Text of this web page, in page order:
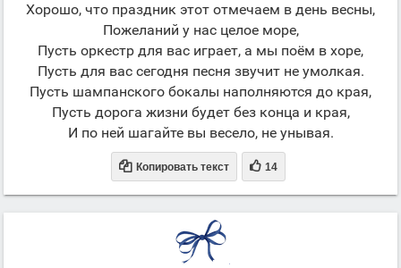
Хорошо, что праздник этот отмечаем в день весны,
Пожеланий у нас целое море,
Пусть оркестр для вас играет, а мы поём в хоре,
Пусть для вас сегодня песня звучит не умолкая.
Пусть шампанского бокалы наполняются до края,
Пусть дорога жизни будет без конца и края,
И по ней шагайте вы весело, не унывая.
 Копировать текст  14